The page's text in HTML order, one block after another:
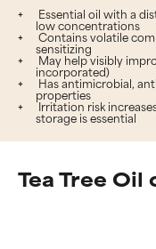
Essential oil with a
low concentrations
Contains volatile
sensitizing
May help visibly
incorporated)
Has antimicrobial,
properties
Irritation risk
storage is essential
Tea Tree Oil